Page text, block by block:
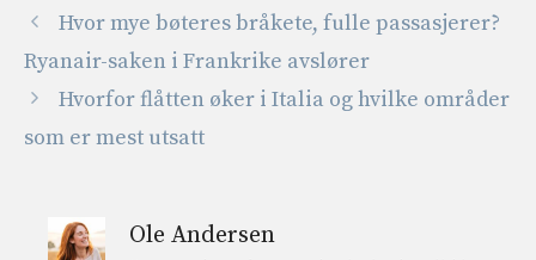
Hvor mye bøteres bråkete, fulle passasjerer?
Ryanair-saken i Frankrike avslører
Hvorfor flåtten øker i Italia og hvilke områder
som er mest utsatt
Ole Andersen